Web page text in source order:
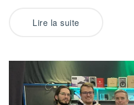
Lire la suite